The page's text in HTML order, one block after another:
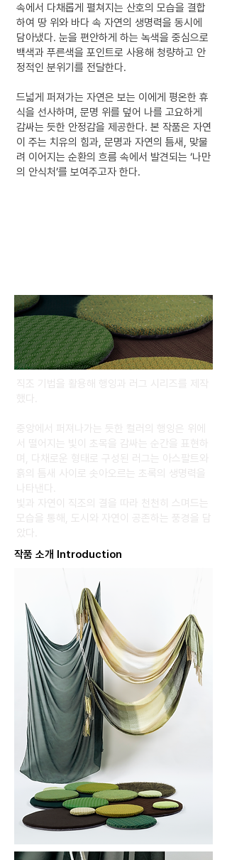
속에서 다채롭게 펼쳐지는 산호의 모습을 결합
하여 땅 위와 바다 속 자연의 생명력을 동시에
담아냈다. 눈을 편안하게 하는 녹색을 중심으로
백색과 푸른색을 포인트로 사용해 청량하고 안
정적인 분위기를 전달한다.
드넓게 퍼져가는 자연은 보는 이에게 평온한 휴
식을 선사하며, 문명 위를 덮어 나를 고요하게
감싸는 듯한 안정감을 제공한다. 본 작품은 자연
이 주는 치유의 힘과, 문명과 자연의 틈새, 맞물
려 이어지는 순환의 흐름 속에서 발견되는 ‘나만
의 안식처’를 보여주고자 한다.
직조 기법을 활용해 행잉과 러그 시리즈를 제작
했다.
중앙에서 퍼져나가는 듯한 컬러의 행잉은 위에
서 떨어지는 빛이 초목을 감싸는 순간을 표현하
며, 다채로운 형태로 구성된 러그는 아스팔트와
흙의 틈새 사이로 솟아오르는 초록의 생명력을
나타낸다.
빛과 자연이 직조의 결을 따라 천천히 스며드는
모습을 통해, 도시와 자연이 공존하는 풍경을 담
았다.
​작품 소개 Introduction